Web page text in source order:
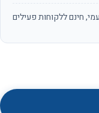
קניות דגם ברד